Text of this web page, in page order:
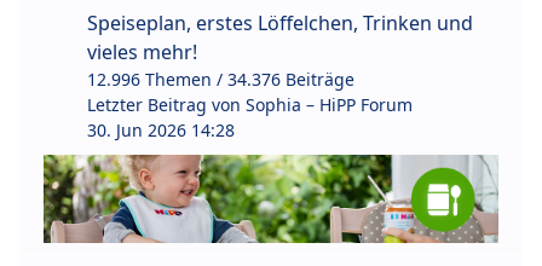
Speiseplan, erstes Löffelchen, Trinken und
vieles mehr!
12.996 Themen / 34.376 Beiträge
Letzter Beitrag von Sophia – HiPP Forum
30. Jun 2026 14:28